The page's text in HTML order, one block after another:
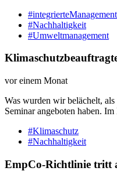
#Nachhaltigkeit
#Umweltmanagement
vor einem Monat
Was wurden wir belächelt,
Seminar angeboten haben.
#Klimaschutz
#Nachhaltigkeit
EmpCo-Richtlinie tritt